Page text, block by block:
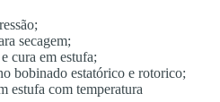
secagem;
cura em estufa;
bobinado estatórico e rotorico;
estufa com temperatura